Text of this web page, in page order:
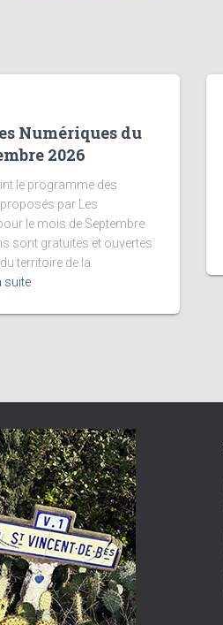
Numériques du
2026
le programme des
par Les
le mois de Septembre
sont gratuites et ouvertes
territoire de la
suite